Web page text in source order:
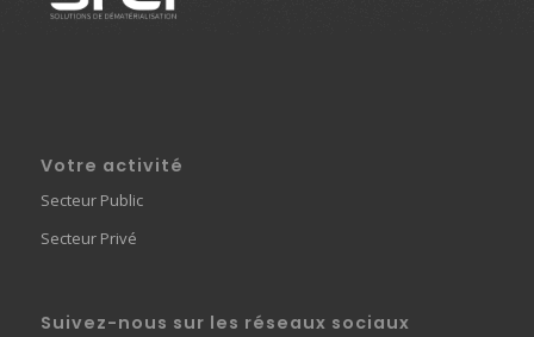
Votre activité
Secteur Public
Secteur Privé
Suivez-nous sur les réseaux sociaux